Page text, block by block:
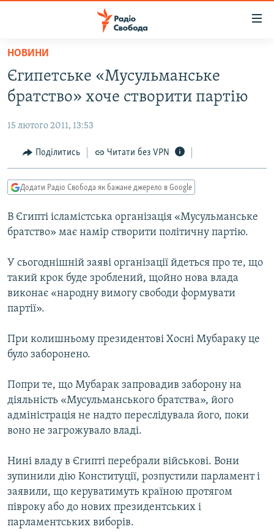
Перейти
основного
матеріалу
Перейти
до
навігації
Перейти
до
ВСЕ ЗА ДОБУ
СТАТТІ
ПОЛІТИКА
ЕКОНОМІКА
КУЛЬТУРА
СПОРТ
СВІТ
ВІЙНА
РОСІЙСЬКА «ФІЛЬТРАЦІЯ»
КРИМ.РЕАЛІЇ
ТИ ЯК?
СХЕМИ
КИТАЙ.ВИКЛИКИ
МУЛЬТИМЕДІА
ФОТО
ПОДКАСТИ
КРИМ РЕАЛІЇ
РУС
УКР
ДОЛУЧАЙСЯ!
НОВИНИ
Єгипетське «Мусульманське
братство» хоче створити партію
15 лютого 2011, 13:53
Поділитись Читати без VPN
Додати Радіо Свобода як бажане джерело в Google
В Єгипті ісламістська організація «Мусульманське
братство» має намір створити політичну партію.
У сьогоднішній заяві організації йдеться про те, що
такий крок буде зроблений, щойно нова влада
виконає «народну вимогу свободи формувати
партії».
При колишньому президентові Хосні Мубараку це
було заборонено.
Попри те, що Мубарак запровадив заборону на
діяльність «Мусульманського братства», його
адміністрація не надто переслідувала його, поки
воно не загрожувало владі.
Нині владу в Єгипті перебрали військові. Вони
зупинили дію Конституції, розпустили парламент і
заявили, що керуватимуть країною протягом
півроку або до нових президентських і
парламентських виборів.